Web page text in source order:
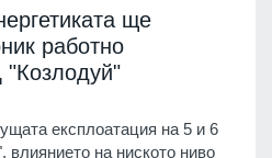
ще
работно
експлоатация на 5 и 6
на ниското ниво